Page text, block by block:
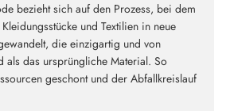
bezieht sich auf den Prozess, bei dem
und Textilien in neue
die einzigartig und von
als das ursprüngliche Material. So
geschont und der Abfallkreislauf
Neu hier?
Newsletter an und erhalte einen 10%